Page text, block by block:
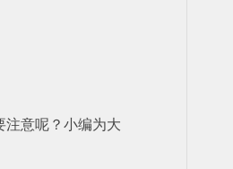
注意呢？小编为大